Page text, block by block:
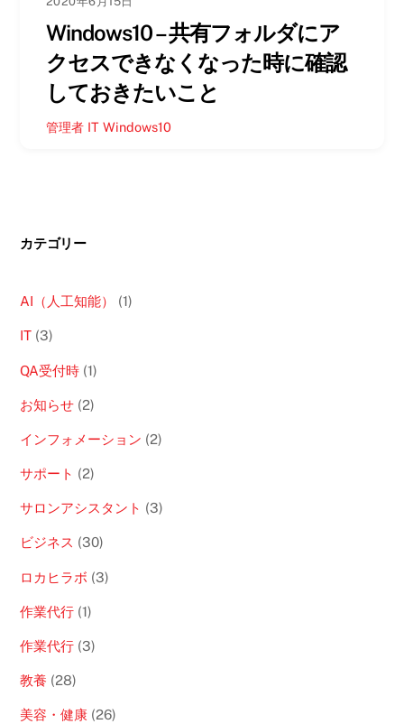
Windows10 – 共有フォルダにア
クセスできなくなった時に確認
しておきたいこと
管理者 IT Windows10
カテゴリー
AI（人工知能） (1)
IT (3)
QA受付時 (1)
お知らせ (2)
インフォメーション (2)
サポート (2)
サロンアシスタント (3)
ビジネス (30)
ロカヒラボ (3)
作業代行 (1)
作業代行 (3)
教養 (28)
美容・健康 (26)